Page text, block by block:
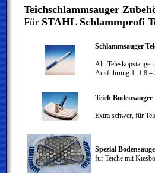
Teichschlammsauger
Für STAHL Schlammprofi
Schlammsauger
Alu Teleskopstangen:
Ausführung 1: 1,8 –
Teich Bodensauger
Extra schwer, für
Spezial
für Teiche mit